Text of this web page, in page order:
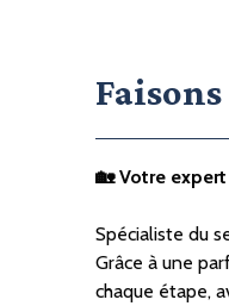
Faisons
🏡 Votre
Spécialiste du
Grâce à une
chaque étape,